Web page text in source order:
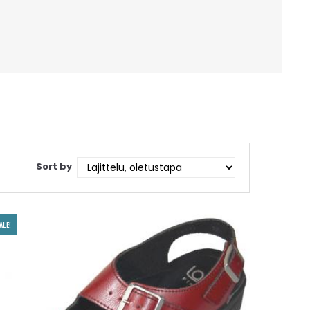
Sort by